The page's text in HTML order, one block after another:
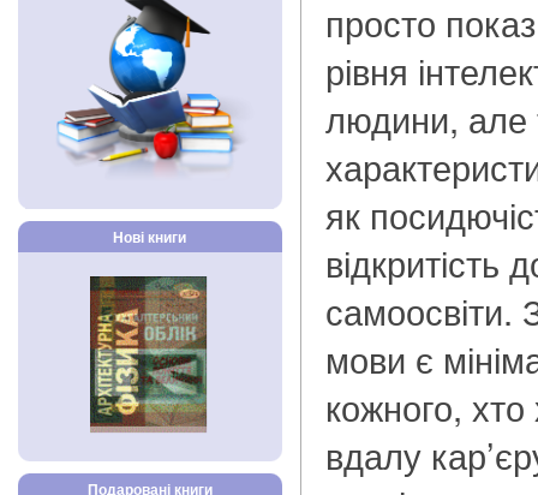
Нові книги
Подаровані книги
просто
рівня
людини, але
як
відкритість
самоосвіти.
мови є
кожного,
вдалу